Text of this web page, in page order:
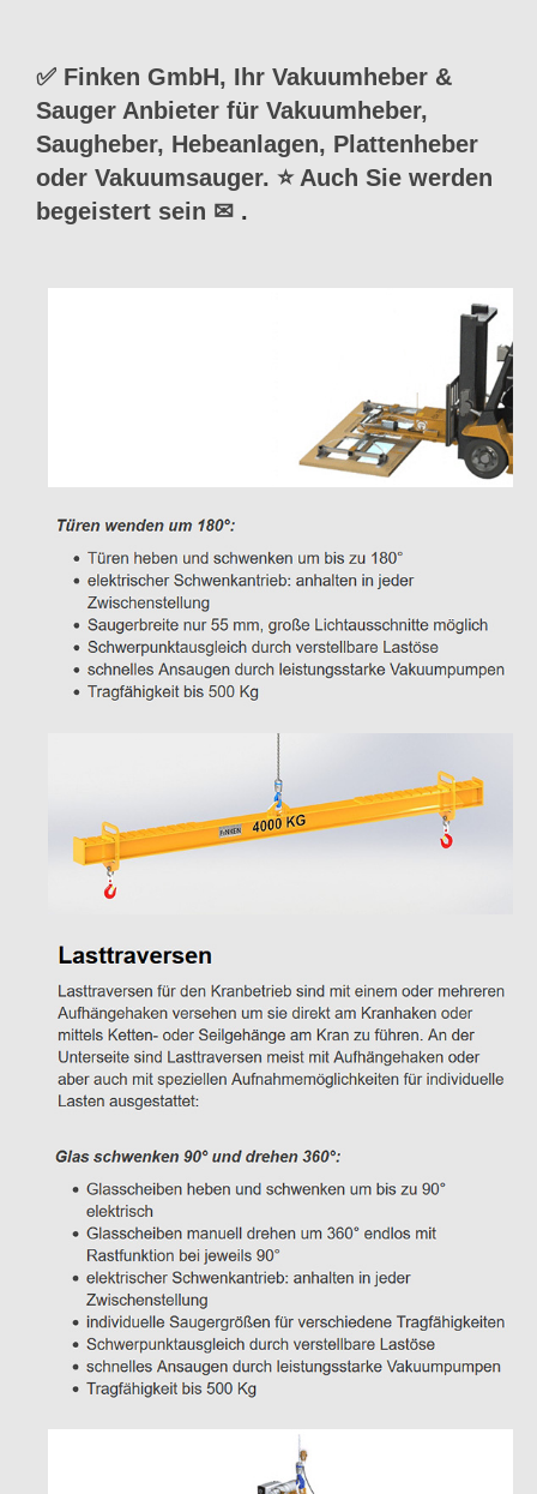
✅ Finken GmbH, Ihr Vakuumheber &
Sauger Anbieter für Vakuumheber,
Saugheber, Hebeanlagen, Plattenheber
oder Vakuumsauger. ⭐ Auch Sie werden
begeistert sein ✉ .